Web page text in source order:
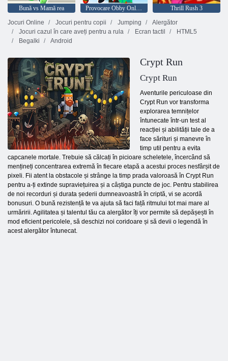
Bună vs Mamă rea Provocare Obby Only Up
Thrill Rush 3
Jocuri Online
Jocuri pentru copii Jumping
Alergător
Jocuri cazul în care aveți pentru a rula
Ecran tactil
HTML5
Begalki
Android
Crypt Run
Crypt Run
Aventurile periculoase din
Crypt Run vor transforma
explorarea temnițelor
întunecate într-un test al
reacției și abilității tale de a
face sărituri și manevre în
timp util pentru a evita
capcanele mortale. Trebuie să călcați în picioare scheletele, încercând să
mențineți concentrarea extremă în fiecare etapă a acestui proces nesfârșit de
pixeli. Fii atent la obstacole și strânge la timp prada valoroasă în Crypt Run
pentru a-ți extinde supraviețuirea și a câștiga puncte de joc. Pentru stabilirea
de noi recorduri și durata șederii dumneavoastră în criptă, vi se acordă
bonusuri. O bună rezistență te va ajuta să faci față ritmului tot mai mare al
urmăririi. Agilitatea și talentul tău ca alergător îți vor permite să depășești în
mod eficient pericolele, să deschizi noi coridoare și să devii o legendă în
acest alergător întunecat.